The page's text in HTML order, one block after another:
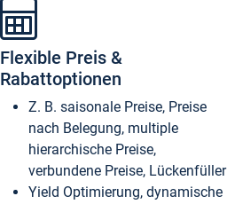
Flexible Preis &
Rabattoptionen
Z. B. saisonale Preise, Preise
nach Belegung, multiple
hierarchische Preise,
verbundene Preise, Lückenfüller
Yield Optimierung, dynamische